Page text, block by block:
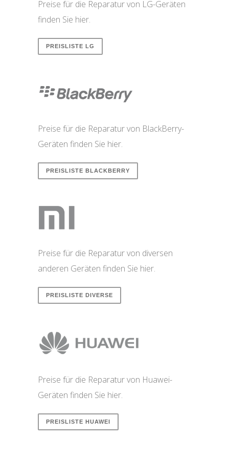
Preise für die Reparatur von LG-Geräten
finden Sie hier.
PREISLISTE LG
Preise für die Reparatur von BlackBerry-
Geräten finden Sie hier.
PREISLISTE BLACKBERRY
Preise für die Reparatur von diversen
anderen Geräten finden Sie hier.
PREISLISTE DIVERSE
Preise für die Reparatur von Huawei-
Geräten finden Sie hier.
PREISLISTE HUAWEI